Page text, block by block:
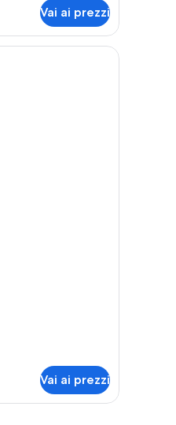
Vai ai prezzi
Vai ai prezzi